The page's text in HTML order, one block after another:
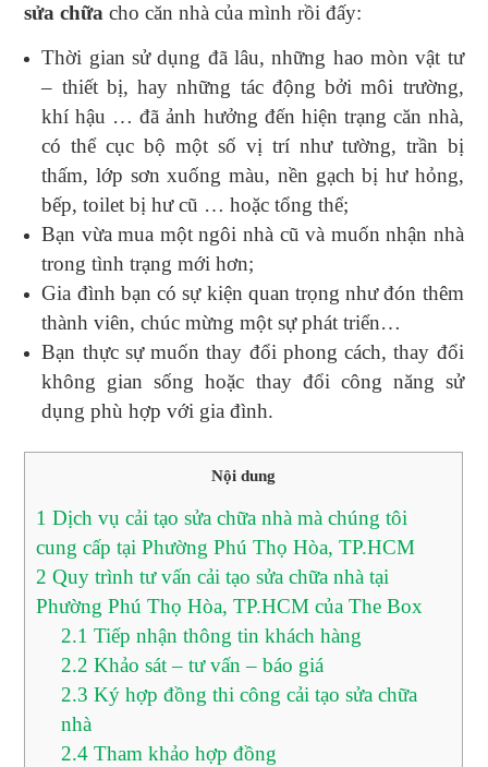
sửa chữa cho căn nhà của mình rồi đấy:
Thời gian sử dụng đã lâu, những hao mòn vật tư
– thiết bị, hay những tác động bởi môi trường,
khí hậu … đã ảnh hưởng đến hiện trạng căn nhà,
có thể cục bộ một số vị trí như tường, trần bị
thấm, lớp sơn xuống màu, nền gạch bị hư hỏng,
bếp, toilet bị hư cũ … hoặc tổng thể;
Bạn vừa mua một ngôi nhà cũ và muốn nhận nhà
trong tình trạng mới hơn;
Gia đình bạn có sự kiện quan trọng như đón thêm
thành viên, chúc mừng một sự phát triển…
Bạn thực sự muốn thay đổi phong cách, thay đổi
không gian sống hoặc thay đổi công năng sử
dụng phù hợp với gia đình.
Nội dung
1 Dịch vụ cải tạo sửa chữa nhà mà chúng tôi
cung cấp tại Phường Phú Thọ Hòa, TP.HCM
2 Quy trình tư vấn cải tạo sửa chữa nhà tại
Phường Phú Thọ Hòa, TP.HCM của The Box
2.1 Tiếp nhận thông tin khách hàng
2.2 Khảo sát – tư vấn – báo giá
2.3 Ký hợp đồng thi công cải tạo sửa chữa
nhà
2.4 Tham khảo hợp đồng